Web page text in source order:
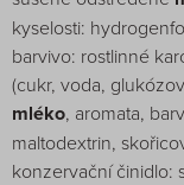
kyselosti:
barvivo: rostlinné
(cukr, voda,
mléko, aromata,
maltodextrin,
konzervační činidlo: